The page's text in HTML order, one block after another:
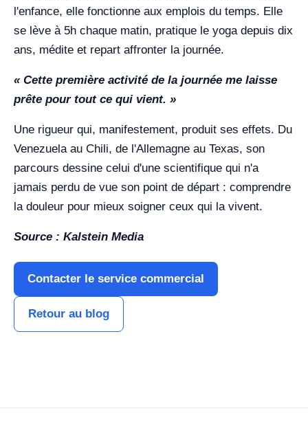
l'enfance, elle fonctionne aux emplois du temps. Elle
se lève à 5h chaque matin, pratique le yoga depuis dix
ans, médite et repart affronter la journée.
« Cette première activité de la journée me laisse
prête pour tout ce qui vient. »
Une rigueur qui, manifestement, produit ses effets. Du
Venezuela au Chili, de l'Allemagne au Texas, son
parcours dessine celui d'une scientifique qui n'a
jamais perdu de vue son point de départ : comprendre
la douleur pour mieux soigner ceux qui la vivent.
Source : Kalstein Media
Contacter le service commercial
Retour au blog